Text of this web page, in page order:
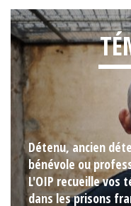
Détenu, ancien
bénévole ou
L'OIP recueille vos
dans les prisons